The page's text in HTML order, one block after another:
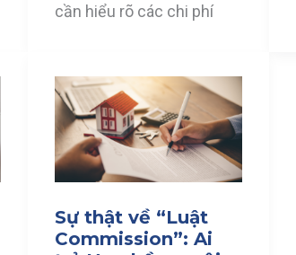
cần hiểu rõ các chi phí
Sự thật về “Luật
Commission”: Ai